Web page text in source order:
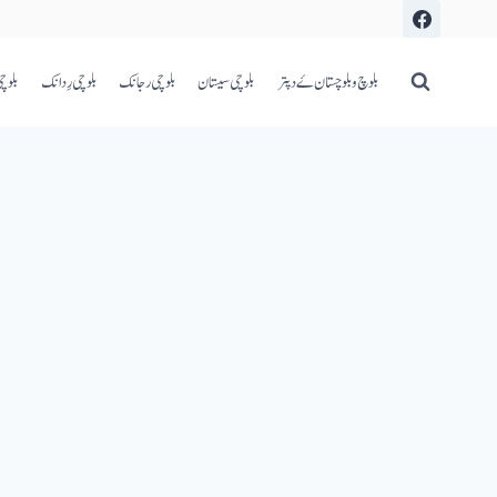
بلوچی رِدانک بلوچی رجانک بلوچی سیستان بلوچ و بلوچستان ۓ دپتر